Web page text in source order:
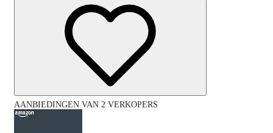
AANBIEDINGEN VAN 2 VERKOPERS